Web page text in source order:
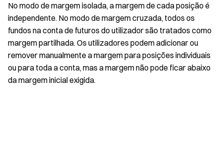
No modo de margem isolada, a margem de cada posição é
independente. No modo de margem cruzada, todos os
fundos na conta de futuros do utilizador são tratados como
margem partilhada. Os utilizadores podem adicionar ou
remover manualmente a margem para posições individuais
ou para toda a conta, mas a margem não pode ficar abaixo
da margem inicial exigida.